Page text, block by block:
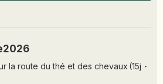
2026
la route du thé et des chevaux (15j ·